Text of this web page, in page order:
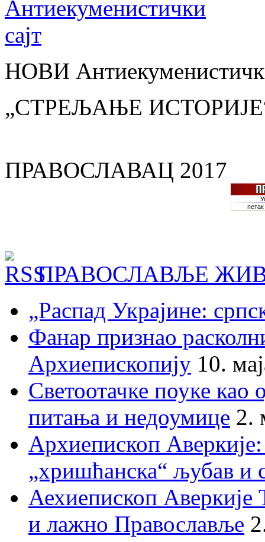
НОВИ
„СТРЕЉАЊЕ
ПРАВОСЛАВАЦ 2017
ПРАВОСЛАВЉЕ
„Распад Украјине:
Фанар признао
Архиепископију 10.
Светоотачке поуке као
питања и недоумице 2.
Архиепископ
„хришћанска“ љубав и
Аехиепископ
и лажно Православље